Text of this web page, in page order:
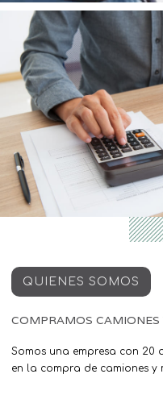
QUIENES SOMOS
COMPRAMOS
Somos una empresa con 20
en la compra de camiones y